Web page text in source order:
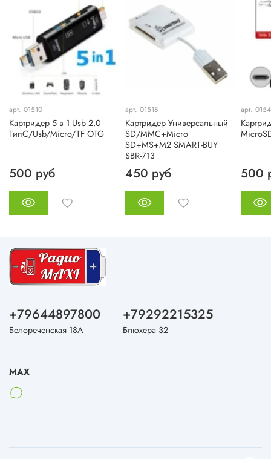
арт. 01510
Картридер 5 в 1 Usb 2.0
ТипC/Usb/Micro/TF OTG
500 руб
арт. 01518
Картридер Универсальный
SD/MMC+Micro
SD+MS+M2 SMART-BUY
SBR-713
450 руб
арт.
500
+79644897800
Белореченская 18А
+79292215325
Блюхера 32
MAX